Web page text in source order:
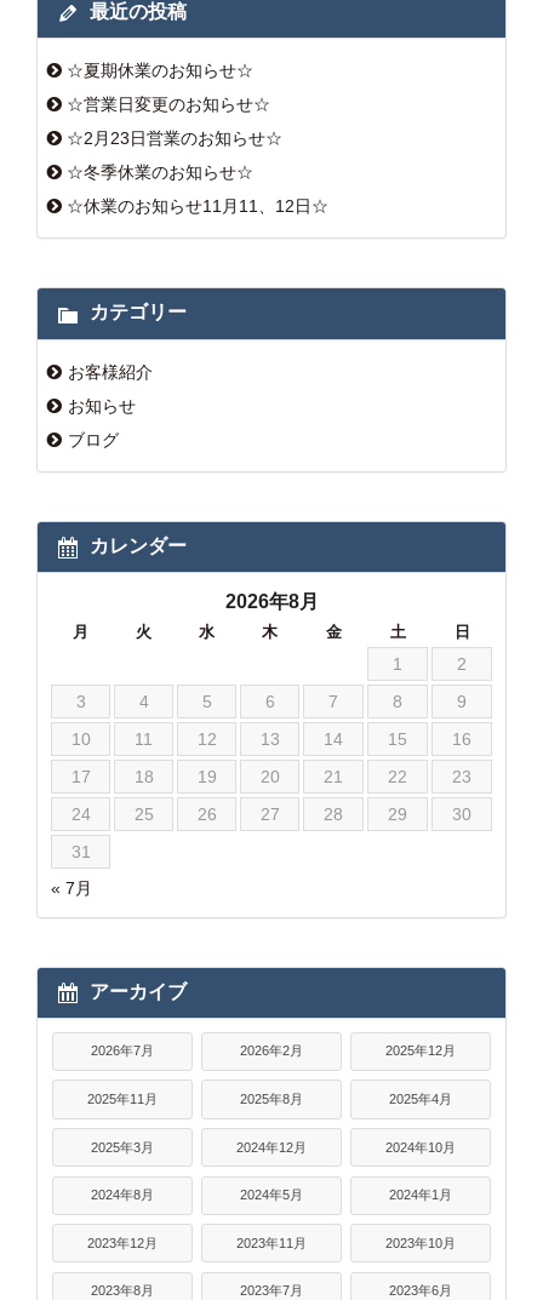
最近の投稿
☆夏期休業のお知らせ☆
☆営業日変更のお知らせ☆
☆2月23日営業のお知らせ☆
☆冬季休業のお知らせ☆
☆休業のお知らせ11月11、12日☆
カテゴリー
お客様紹介
お知らせ
ブログ
カレンダー
2026年8月
月 火 水 木 金 土 日
« 7月
1
2
3
4 5 6 7 8
9
10
11 12 13 14 15
16
17
18 19 20 21 22
23
24
25 26 27 28 29
30
31
アーカイブ
2026年7月 2026年2月 2025年12月
2025年11月 2025年8月 2025年4月
2025年3月 2024年12月 2024年10月
2024年8月 2024年5月 2024年1月
2023年12月 2023年11月 2023年10月
2023年8月 2023年7月 2023年6月